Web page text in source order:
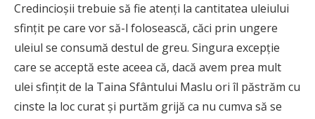
Credincioşii trebuie să fie atenţi la cantitatea uleiului
sfinţit pe care vor să-l folosească, căci prin ungere
uleiul se consumă destul de greu. Singura excepţie
care se acceptă este aceea că, dacă avem prea mult
ulei sfinţit de la Taina Sfântului Maslu ori îl păstrăm cu
cinste la loc curat şi purtăm grijă ca nu cumva să se